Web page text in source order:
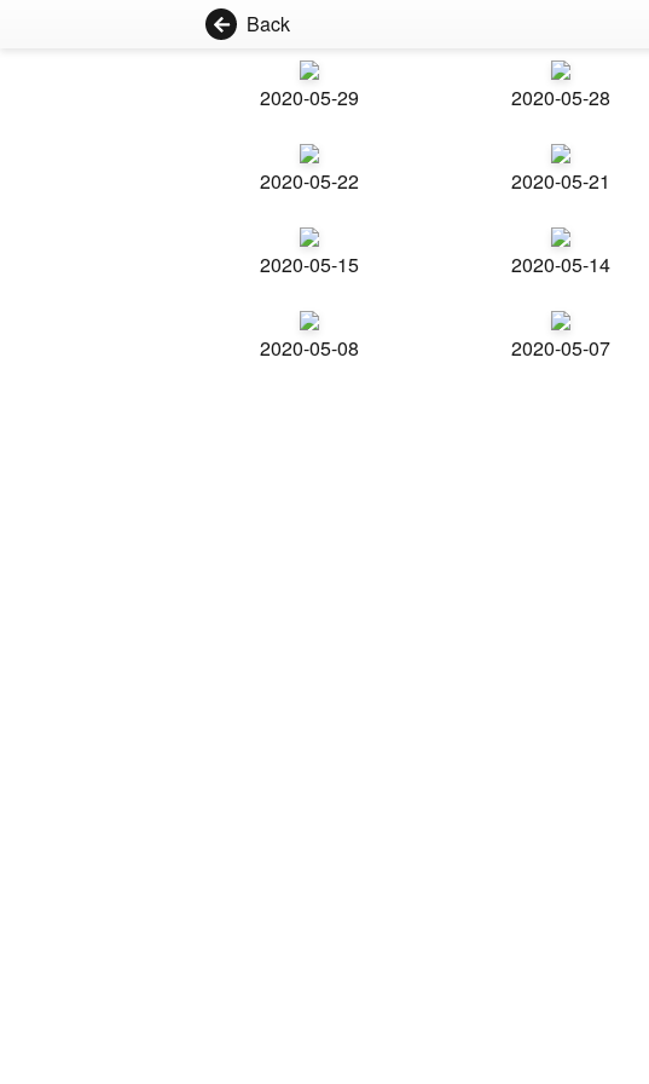
Back
2020-05-29 2020-05-28
2020-05-22 2020-05-21
2020-05-15 2020-05-14
2020-05-08 2020-05-07